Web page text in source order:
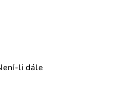
li dále